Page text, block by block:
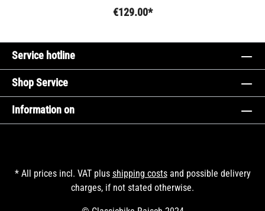
€129.00*
Service hotline
Shop Service
Information on
* All prices incl. VAT plus shipping costsand possible delivery
charges, if not stated otherwise.